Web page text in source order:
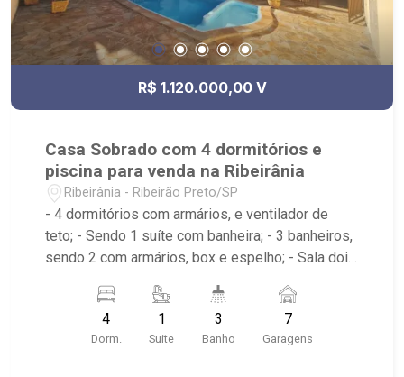
R$ 1.120.000,00 V
Casa Sobrado com 4 dormitórios e
piscina para venda na Ribeirânia
Ribeirânia - Ribeirão Preto/SP
- 4 dormitórios com armários, e ventilador de
teto; - Sendo 1 suíte com banheira; - 3 banheiros,
sendo 2 com armários, box e espelho; - Sala dois
tradicional planejada; - Despensa; - Área de
serviço; - Varanda; - Lavabo; - Piscina com
hidromassagem e prainha; - Aquecimento solar; -
4
Dorm.
1
Suite
3
Banho
7
Garagens